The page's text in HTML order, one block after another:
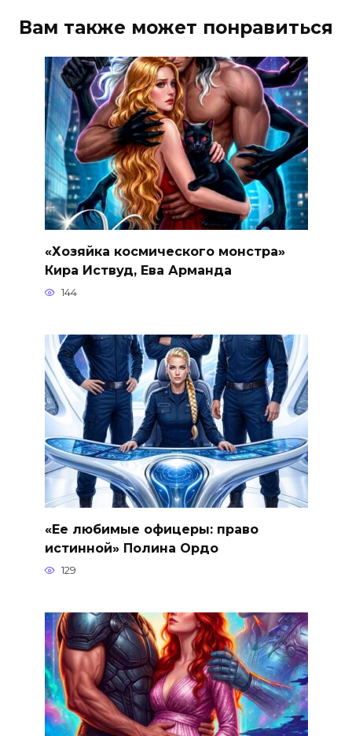
Вам также может понравиться
«Хозяйка космического монстра»
Кира Иствуд, Ева Арманда
144
«Ее любимые офицеры: право
истинной» Полина Ордо
129